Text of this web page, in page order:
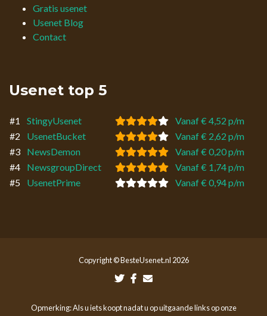
Gratis usenet
Usenet Blog
Contact
Usenet top 5
#1 StingyUsenet
Vanaf € 4,52 p/m
#2
UsenetBucket
Vanaf € 2,62 p/m
#3
NewsDemon
Vanaf € 0,20 p/m
#4
NewsgroupDirect
Vanaf € 1,74 p/m
#5
UsenetPrime Vanaf € 0,94 p/m
Copyright © BesteUsenet.nl 2026
Opmerking: Als u iets koopt nadat u op uitgaande links op onze